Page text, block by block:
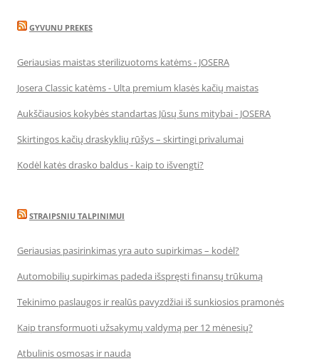
GYVUNU PREKES
Geriausias maistas sterilizuotoms katėms - JOSERA
Josera Classic katėms - Ulta premium klasės kačių maistas
Aukščiausios kokybės standartas Jūsų šuns mitybai - JOSERA
Skirtingos kačių draskyklių rūšys – skirtingi privalumai
Kodėl katės drasko baldus - kaip to išvengti?
STRAIPSNIU TALPINIMUI
Geriausias pasirinkimas yra auto supirkimas – kodėl?
Automobilių supirkimas padeda išspręsti finansų trūkumą
Tekinimo paslaugos ir realūs pavyzdžiai iš sunkiosios pramonės
Kaip transformuoti užsakymų valdymą per 12 mėnesių?
Atbulinis osmosas ir nauda